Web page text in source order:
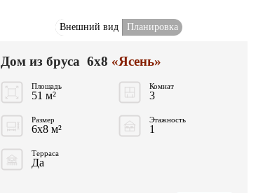
Внешний вид Планировка
Дом из бруса 6x8 «Ясень»
Площадь
51 м²
Комнат
3
Размер
6x8 м²
Этажность
1
Терраса
Да